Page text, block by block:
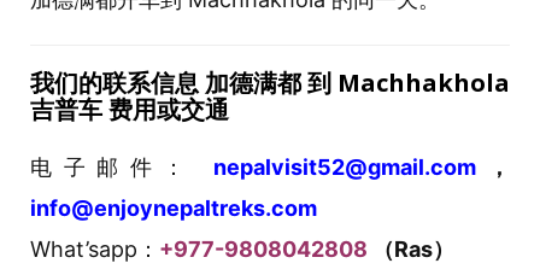
我们的联系信息 加德满都到 Machhakhola
吉普车费用或交通
电子邮件： nepalvisit52@gmail.com ，
info@enjoynepaltreks.com
What’sapp： +977-9808042808 （Ras）